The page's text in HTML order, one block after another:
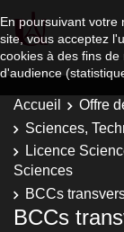
En poursuivant votre
site, vous acceptez
cookies à des fins de
d'audience
Accueil Offre
Sciences,
Licence
Sciences
BCCs
BCCs